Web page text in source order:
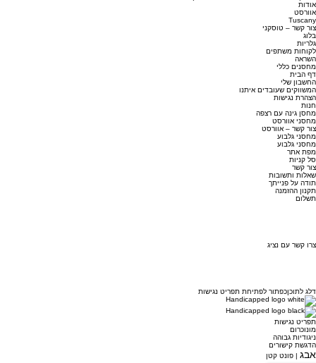
אודות
אוורסט
Tuscany
צור קשר – טוסקני
בלוג
גלריות
לקוחות משתפים
השראה
מחסנים כללי
דף הבית
החשבון שלי
המשווקים שעובדים איתנו
הצהרת נגישות
חנות
מחסן גינה עם רצפה
מחסני אוורסט
צור קשר – אוורסט
מחסני גלבוע
מחסני גלבוע
מפת אתר
סל קניות
צור קשר
שאלות ותשובות
תודה על פנייתך
תקנון ההזמנה
תשלום
צרו קשר עם נציג
דלג לתוכןכפתור לפתיחת תפריט נגישות
תפריט נגישות
מונוכרום
ניגודיות גבוהה
הדגשת קישורים
אבג | פונט קטן